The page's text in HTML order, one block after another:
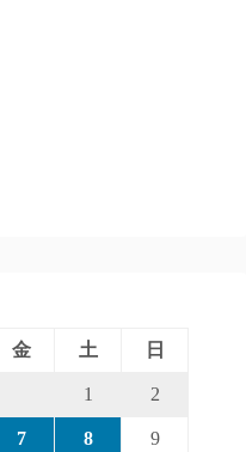
金 土 日
1 2
7 8 9